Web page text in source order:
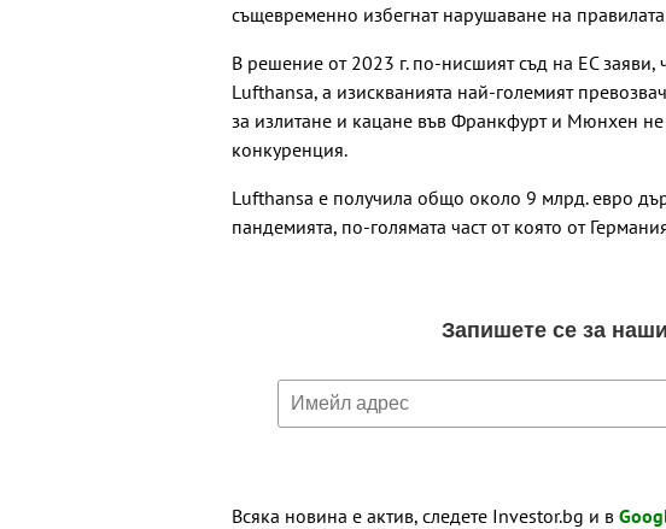
същевременно избегнат нарушаване на
В решение от 2023 г. по-нисшият съд на ЕС заяви,
Lufthansa, а изискванията най-големият
за излитане и кацане във Франкфурт и Мюнхен не
конкуренция.
Lufthansa е получила общо около 9 млрд. евро
пандемията, по-голямата част от която от
Всяка новина е актив, следете Investor.bg и в